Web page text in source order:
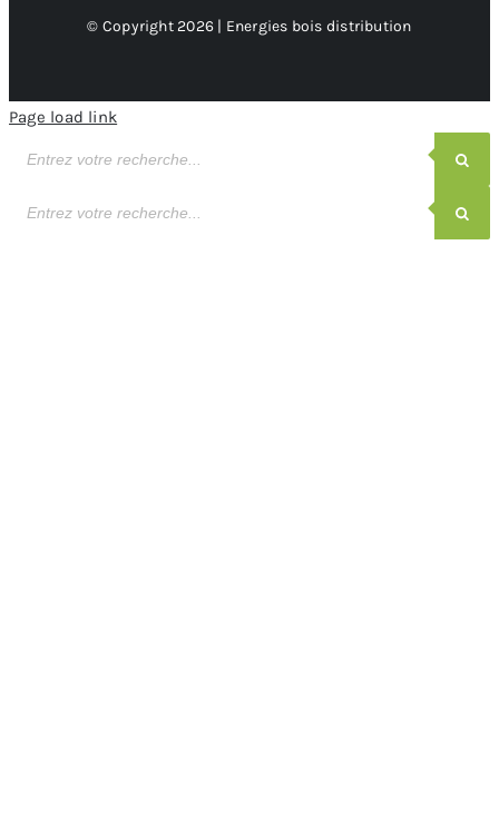
© Copyright 2026 | Energies bois distribution
Page load link
de
de